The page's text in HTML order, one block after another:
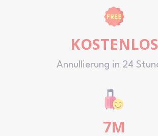
KOSTENLOS
Annullierung in 24
7M